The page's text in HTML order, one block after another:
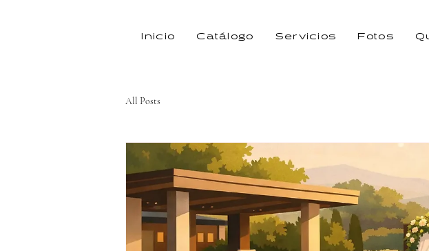
Inicio Catálogo Servicios Fotos
All Posts